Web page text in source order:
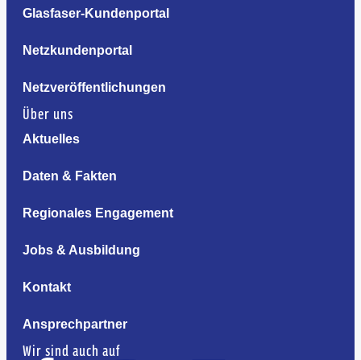
Glasfaser-Kundenportal
Netzkundenportal
Netzveröffentlichungen
Über uns
Aktuelles
Daten & Fakten
Regionales Engagement
Jobs & Ausbildung
Kontakt
Ansprechpartner
Wir sind auch auf